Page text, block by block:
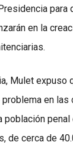
para
en la
Mulet expuso
problema en las
población penal
de cerca de